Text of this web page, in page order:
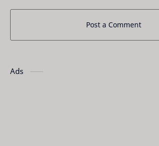
Post a Comment
Ads